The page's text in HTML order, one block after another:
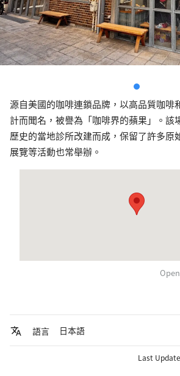
源自美國的咖啡連鎖品牌，以高品質咖啡
計而聞名，被譽為「咖啡界的蘋果」。該
歷史的當地診所改建而成，保留了許多原
展覽等活動也常舉辦。
語言 日本語
Last Update